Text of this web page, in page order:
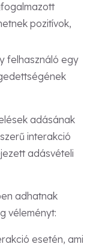
pozitívok,
felhasználó egy
adásának
interakció
adásvételi
adhatnak
véleményt:
esetén, ami